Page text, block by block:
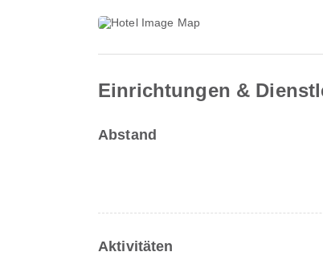
Einrichtungen &
Abstand
Aktivitäten